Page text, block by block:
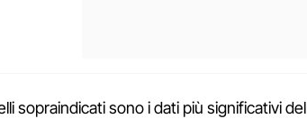
sopraindicati sono i dati più significativi del